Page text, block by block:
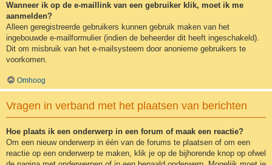
Wanneer ik op de e-maillink van een gebruiker klik, moet ik me
aanmelden?
Alleen geregistreerde gebruikers kunnen gebruik maken van het
ingebouwde e-mailformulier (indien de beheerder dit heeft ingeschakeld).
Dit om misbruik van het e-mailsysteem door anonieme gebruikers te
voorkomen.
Omhoog
Vragen in verband met het plaatsen van berichten
Hoe plaats ik een onderwerp in een forum of maak een reactie?
Om een nieuw onderwerp in één van de forums te plaatsen of om een
reactie op een onderwerp te maken, klik je op de bijhorende knop op ofwel